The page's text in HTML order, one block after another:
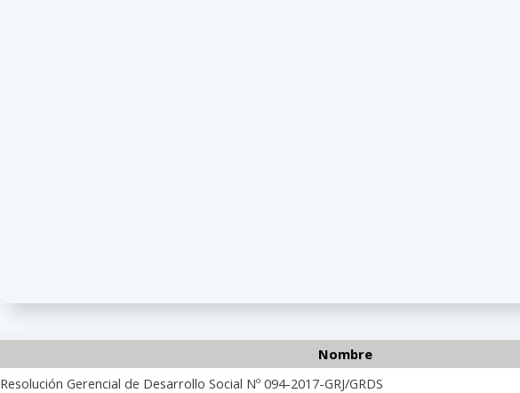
Nombre
Resolución Gerencial de Desarrollo Social Nº 094-2017-GRJ/GRDS